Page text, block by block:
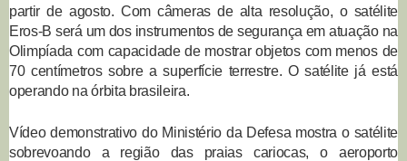
partir de agosto. Com câmeras de alta resolução, o satélite
Eros-B será um dos instrumentos de segurança em atuação na
Olimpíada com capacidade de mostrar objetos com menos de
70 centímetros sobre a superfície terrestre. O satélite já está
operando na órbita brasileira.
Vídeo demonstrativo do Ministério da Defesa mostra o satélite
sobrevoando a região das praias cariocas, o aeroporto